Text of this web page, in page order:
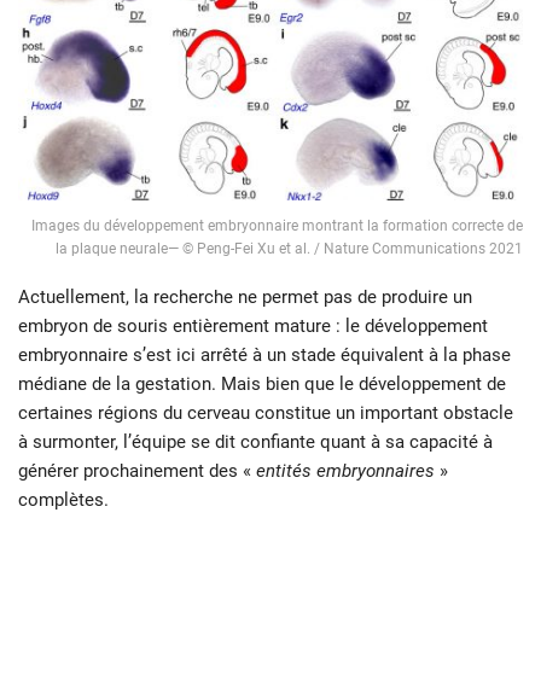
Images du développement embryonnaire montrant la formation correcte de
la plaque neurale— © Peng-Fei Xu et al. / Nature Communications 2021
Actuellement, la recherche ne permet pas de produire un
embryon de souris entièrement mature : le développement
embryonnaire s’est ici arrêté à un stade équivalent à la phase
médiane de la gestation. Mais bien que le développement de
certaines régions du cerveau constitue un important obstacle
à surmonter, l’équipe se dit confiante quant à sa capacité à
générer prochainement des « entités embryonnaires »
complètes.